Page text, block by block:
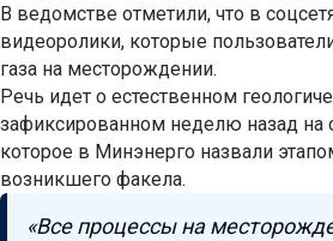
В ведомстве отметили, что в
видеоролики, которые
газа на месторождении.
Речь идет о естественном
зафиксированном неделю назад
которое в Минэнерго назвали
возникшего факела.
«Все процессы на